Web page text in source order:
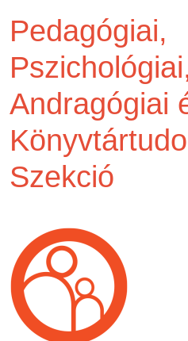
Pedagógiai,
Andragógiai
Szekció